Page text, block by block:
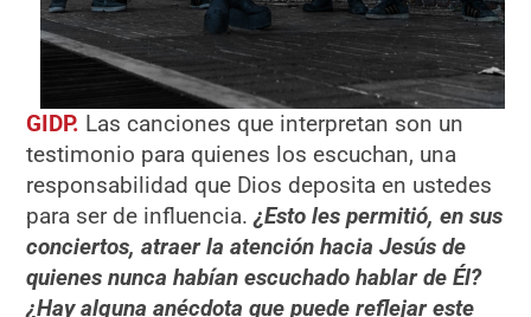
GIDP. Las canciones que interpretan son un
testimonio para quienes los escuchan, una
responsabilidad que Dios deposita en ustedes
para ser de influencia.¿Esto les permitió, en sus
conciertos, atraer la atención hacia Jesús de
quienes nunca habían escuchado hablar de Él?
¿Hay alguna anécdota que puede reflejar este